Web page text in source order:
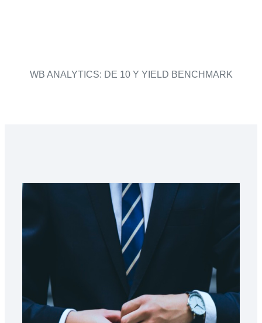
WB ANALYTICS: DE 10 Y YIELD BENCHMARK